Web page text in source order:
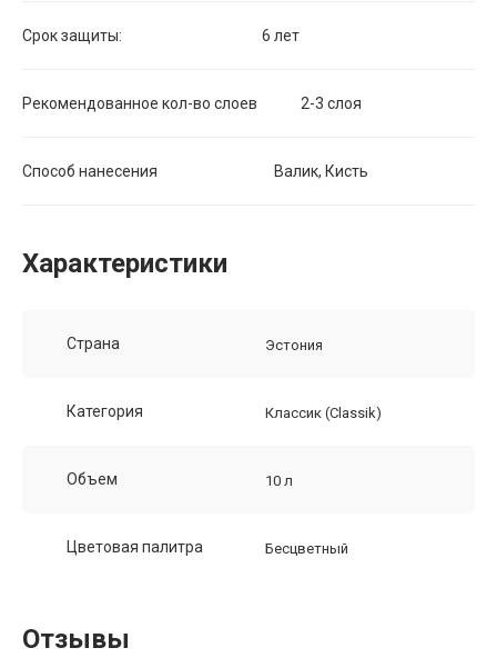
Срок защиты: 6 лет
Рекомендованное кол-во слоев 2-3 слоя
Способ нанесения Валик, Кисть
Характеристики
Страна Эстония
Категория Классик (Classik)
Объем 10 л
Цветовая палитра Бесцветный
Отзывы